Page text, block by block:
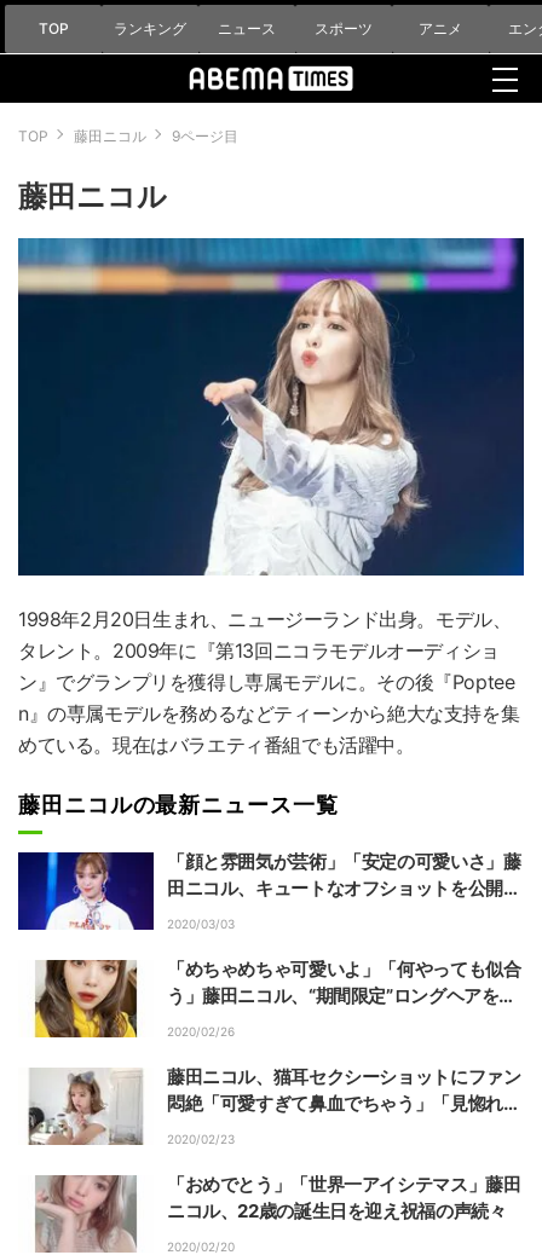
TOP ランキング ニュース スポーツ アニメ エン
TOP 藤田ニコル 9ページ目
藤田ニコル
1998年2月20日生まれ、ニュージーランド出身。モデル、
タレント。2009年に『第13回ニコラモデルオーディショ
ン』でグランプリを獲得し専属モデルに。その後『Poptee
n』の専属モデルを務めるなどティーンから絶大な支持を集
めている。現在はバラエティ番組でも活躍中。
藤田ニコルの最新ニュース一覧
「顔と雰囲気が芸術」「安定の可愛いさ」藤
田ニコル、キュートなオフショットを公開し
ファン歓喜
2020/03/03
「めちゃめちゃ可愛いよ」「何やっても似合
う」藤田ニコル、“期間限定”ロングヘアを公
開しファン絶賛
2020/02/26
藤田ニコル、猫耳セクシーショットにファン
悶絶「可愛すぎて鼻血でちゃう」「見惚れ
る…」
2020/02/23
「おめでとう」「世界一アイシテマス」藤田
ニコル、22歳の誕生日を迎え祝福の声続々
2020/02/20